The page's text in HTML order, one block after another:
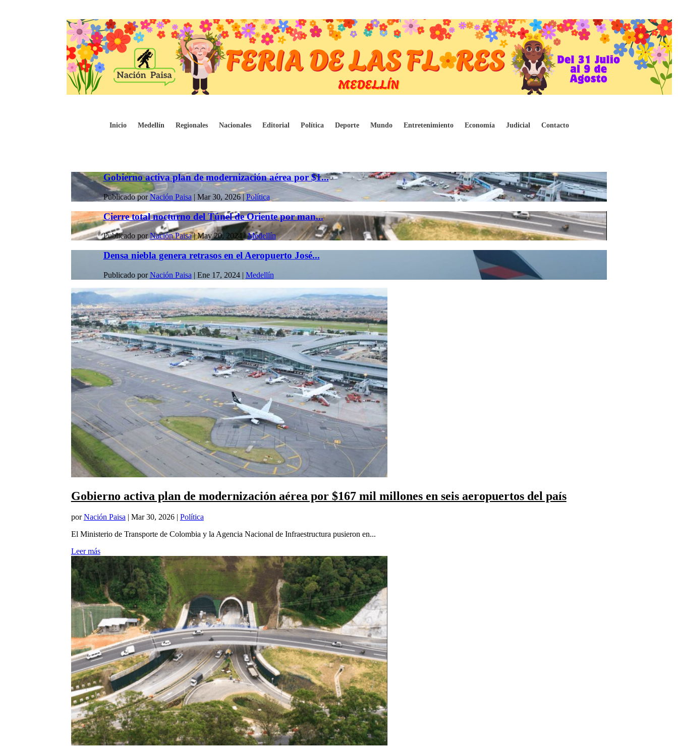
Inicio Medellín Regionales Nacionales Editorial Política Deporte Mundo Entretenimiento Economía Judicial Contacto
Gobierno activa plan de modernización aérea por $1...
Publicado porNación Paisa | Mar 30, 2026| Política
Cierre total nocturno del Túnel de Oriente por man...
Publicado porNación Paisa|May 20, 2024|Medellín
Densa niebla genera retrasos en el Aeropuerto José...
Publicado porNación Paisa | Ene 17, 2024| Medellín
Gobierno activa plan de modernización aérea por $167 mil millones en seis aeropuertos del país
porNación Paisa| Mar 30, 2026| Política
El Ministerio de Transporte de Colombia y la Agencia Nacional de Infraestructura pusieron en...
Leer más